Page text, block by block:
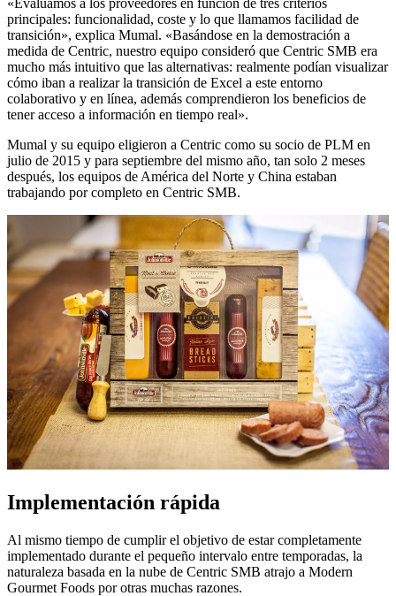
«Evaluamos a los proveedores en función de tres criterios
principales: funcionalidad, coste y lo que llamamos facilidad de
transición», explica Mumal. «Basándose en la demostración a
medida de Centric, nuestro equipo consideró que Centric SMB era
mucho más intuitivo que las alternativas: realmente podían visualizar
cómo iban a realizar la transición de Excel a este entorno
colaborativo y en línea, además comprendieron los beneficios de
tener acceso a información en tiempo real».
Mumal y su equipo eligieron a Centric como su socio de PLM en
julio de 2015 y para septiembre del mismo año, tan solo 2 meses
después, los equipos de América del Norte y China estaban
trabajando por completo en Centric SMB.
Implementación rápida
Al mismo tiempo de cumplir el objetivo de estar completamente
implementado durante el pequeño intervalo entre temporadas, la
naturaleza basada en la nube de Centric SMB atrajo a Modern
Gourmet Foods por otras muchas razones.